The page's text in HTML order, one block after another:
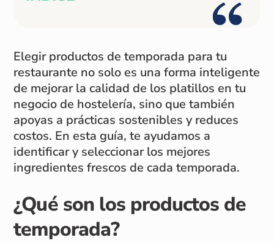
Elegir productos de temporada para tu
restaurante no solo es una forma inteligente
de mejorar la calidad de los platillos en tu
negocio de hostelería, sino que también
apoyas a prácticas sostenibles y reduces
costos. En esta guía, te ayudamos a
identificar y seleccionar los mejores
ingredientes frescos de cada temporada.
¿Qué son los productos de
temporada?